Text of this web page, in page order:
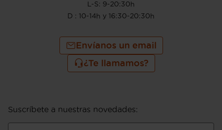
L-S: 9-20:30h
D : 10-14h y 16:30-20:30h
Envíanos un email
¿Te llamamos?
Suscríbete a nuestras novedades: